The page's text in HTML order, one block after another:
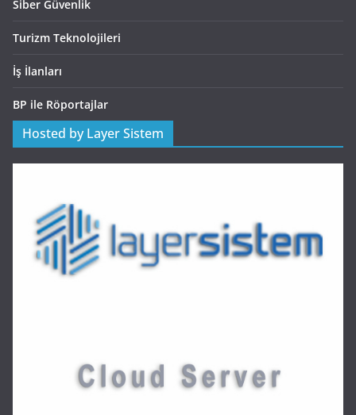
Siber Güvenlik
Turizm Teknolojileri
İş İlanları
BP ile Röportajlar
Hosted by Layer Sistem